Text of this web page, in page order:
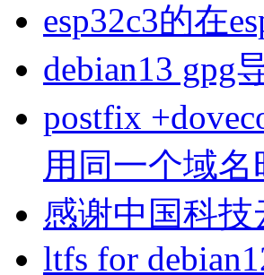
esp32c3的在
debian13 gpg
postfix
用同一个域
感谢中国科
ltfs for